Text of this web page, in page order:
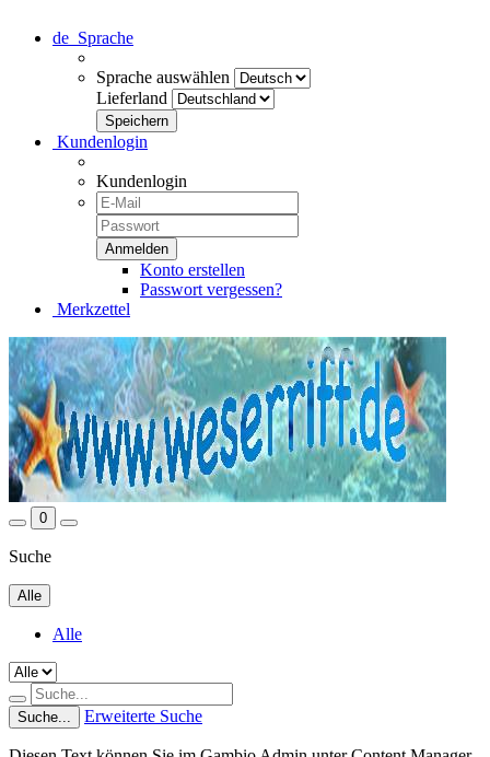
de Sprache
Sprache auswählen
Lieferland
Kundenlogin
Kundenlogin
Konto erstellen
Passwort vergessen?
Merkzettel
0
Suche
Alle
Alle
Suche... Erweiterte Suche